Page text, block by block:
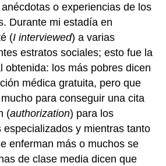
o experiencias de los
Durante mi estadía en
(I interviewed) a varias
estratos sociales; esto fue la
obtenida: los más pobres dicen
médica gratuita, pero que
para conseguir una cita
(authorization) para los
especializados y mientras tanto
enferman más o muchos se
de clase media dicen que